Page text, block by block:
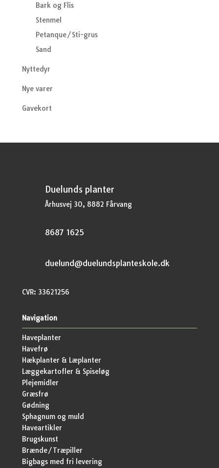
Bark og Flis
Stenmel
Petanque/Sti-grus
Sand
Nyttedyr
Nye varer
Gavekort
Duelunds planter
Århusvej 30, 8882 Fårvang
8687 1625
duelund@duelundsplanteskole.dk
CVR: 33621256
Navigation
Haveplanter
Havefrø
Hækplanter & Læplanter
Læggekartofler & Spiseløg
Plejemidler
Græsfrø
Gødning
Sphagnum og muld
Haveartikler
Brugskunst
Brænde/Træpiller
Bigbags med fri levering